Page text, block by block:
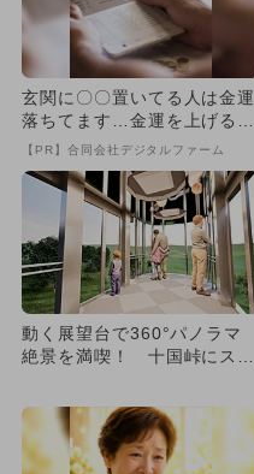
玄関に〇〇置いてる人は金運
落ちてます…金運を上げる方
法とは
【PR】合同会社デジタルファーム
動く展望台で360°パノラマ
絶景を満喫！ 十国峠にスロ